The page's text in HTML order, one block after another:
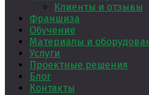
Клиенты и отзывы
Франшиза
Обучение
Материалы и
Услуги
Проектные решения
Блог
Контакты